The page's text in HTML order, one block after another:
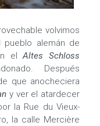
volvimos
alemán de
elAltes Schloss
Después
que anocheciera
y ver el atardecer
la Rue du Vieux-
la calle Mercière